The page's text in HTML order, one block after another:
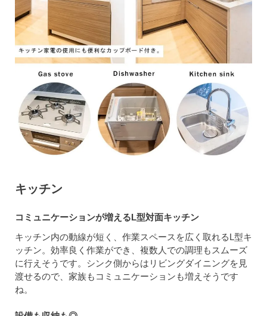
キッチン
コミュニケーションが増えるL型対面キッチン
キッチン内の動線が短く、作業スペースを広く取れるL型キ
ッチン。効率良く作業ができ、複数人での調理もスムーズ
に行えそうです。シンク側からはリビングダイニングを見
渡せるので、家族もコミュニケーションも増えそうです
ね。